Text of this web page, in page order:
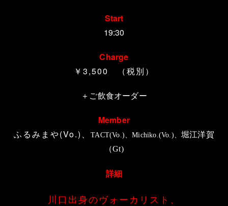
Start
19:30
Charge
￥3,500 （税別）
＋ご飲食オーダー
Member
ふるみまや(Vo.)、TACT(Vo.)、Michiko.(Vo.)、 堀江洋賀
（Gt)
詳細
川口出身のヴォーカリスト、